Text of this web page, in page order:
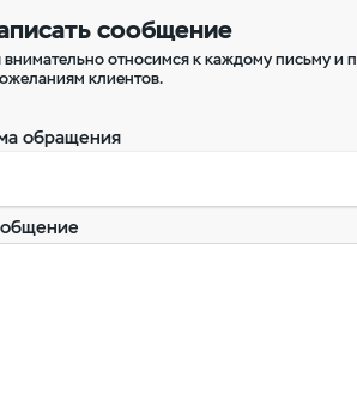
сообщение
относимся к каждому письму и
клиентов.
обращения